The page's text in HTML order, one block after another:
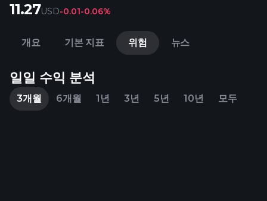
11.27USD-0.01-0.06%
개요 기본 지표 위험 뉴스
일일 수익 분석
3개월 6개월 1년 3년 5년 10년 모두